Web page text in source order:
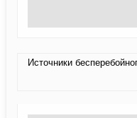
Источники